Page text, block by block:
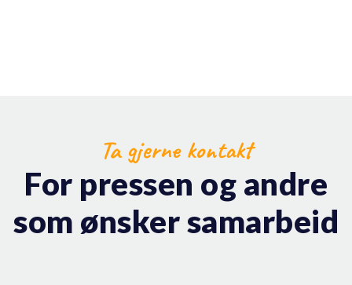
Ta gjerne kontakt
For pressen og andre
som ønsker samarbeid